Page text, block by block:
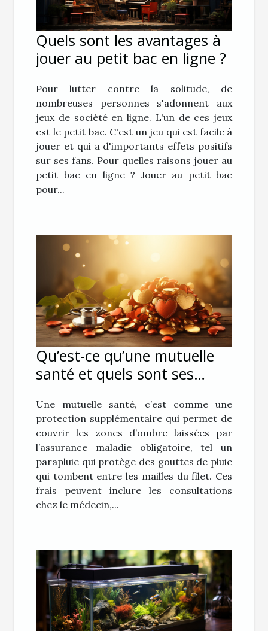
Quels sont les avantages à
jouer au petit bac en ligne ?
Pour lutter contre la solitude, de
nombreuses personnes s'adonnent aux
jeux de société en ligne. L'un de ces jeux
est le petit bac. C'est un jeu qui est facile à
jouer et qui a d'importants effets positifs
sur ses fans. Pour quelles raisons jouer au
petit bac en ligne ? Jouer au petit bac
pour...
Qu’est-ce qu’une mutuelle
santé et quels sont ses
Une mutuelle santé, c’est comme une
protection supplémentaire qui permet de
couvrir les zones d’ombre laissées par
l’assurance maladie obligatoire, tel un
parapluie qui protège des gouttes de pluie
qui tombent entre les mailles du filet. Ces
frais peuvent inclure les consultations
chez le médecin,...